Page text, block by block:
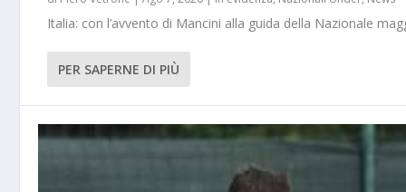
Italia: con l’avvento di Mancini alla guida della Nazionale
PER SAPERNE DI PIÙ